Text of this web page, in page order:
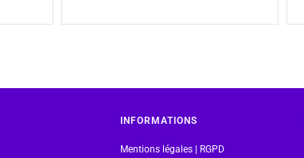
INFORMATIONS
Mentions légales | RGPD